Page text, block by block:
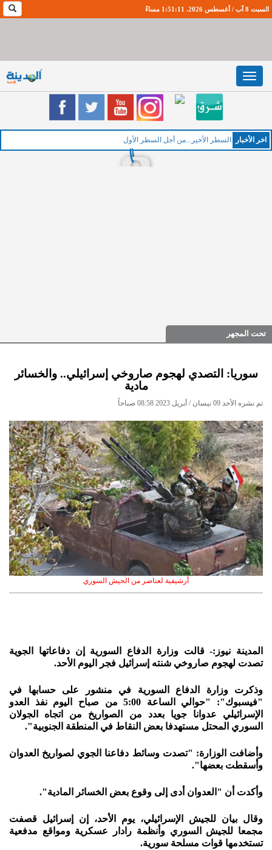
السبت 8 آب / أغسطس 2026. 1:51:12 مساءً
Toggle
navigation
اخر اﻷخبار السطر الأخير...من أجل السطر الأول
تحت المجهر
سوريا: التصدي لهجوم صاروخي إسرائيلي.. والخسائر
مادية
تم نشره الأحد 09 نيسان / أبريل 2023 08:58 صباحاً
أرشيفية لعناصر من الجيش السوري
المدينة نيوز:- قالت وزارة الدفاع السورية إن دفاعاتها الجوية
تصدت لهجوم صاروخي شنته إسرائيل فجر اليوم الأحد.
وذكرت وزارة الدفاع السورية في منشور على حسابها في
"فيسبوك": "حوالي الساعة 5:00 من صباح اليوم نفذ العدو
الإسرائيلي عدوانا جويا بعدد من الصواريخ من اتجاه الجولان
السوري المحتل مستهدفا بعض النقاط في المنطقة الجنوبية".
وأضافت الوزارة: "تصدت وسائط دفاعنا الجوي لصواريخ العدوان
وأسقطت بعضها".
وأكدت أن "العدوان أدى إلى وقوع بعض الخسائر المادية".
وقال بيان للجيش الإسرائيلي، يوم الأحد، إن إسرائيل قصفت
مجمعا للجيش السوري وأنظمة رادار عسكرية ومواقع مدفعية
تستخدمها قوات مسلحة سورية.